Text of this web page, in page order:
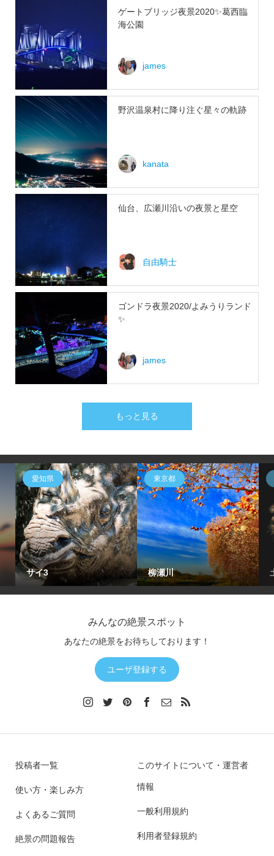
ゲートブリッジ夜景2020✨葛西臨
海公園
james
野沢温泉村に降り注ぐ星々の軌跡
kanata
仙台、広瀬川沿いの夜景と星空
自由騎士
ゴンドラ夜景2020/よみうりランド
✨
james
もっと見る
愛知県
サイ3
東京都
柳瀬川
みんなの絶景スポット
あなたの絶景をお待ちしております！
ユーザ登録する
投稿者一覧
使い方・楽しみ方
よくあるご質問
絶景の問題報告
このサイトについて・運営者
情報
一般利用規約
利用者登録規約